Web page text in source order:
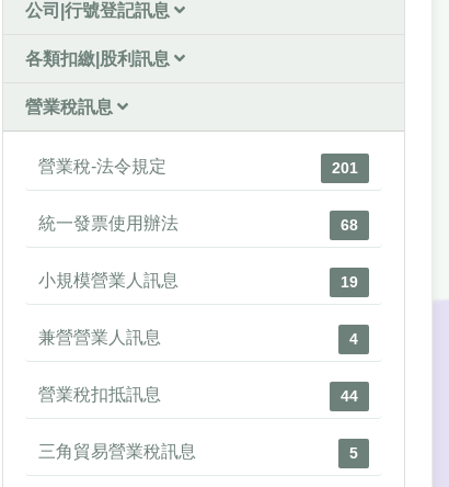
公司|行號登記訊息
各類扣繳|股利訊息
營業稅訊息
營業稅-法令規定 201
統一發票使用辦法 68
小規模營業人訊息 19
兼營營業人訊息 4
營業稅扣抵訊息 44
三角貿易營業稅訊息 5